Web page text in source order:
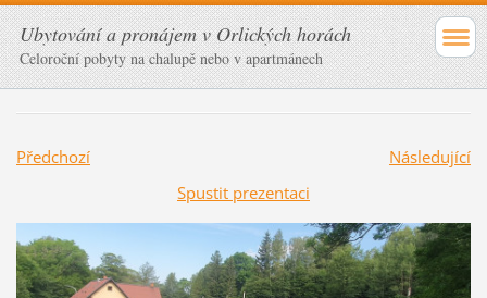
Ubytování a pronájem v Orlických horách
Celoroční pobyty na chalupě nebo v apartmánech
Předchozí
Následující
Spustit prezentaci